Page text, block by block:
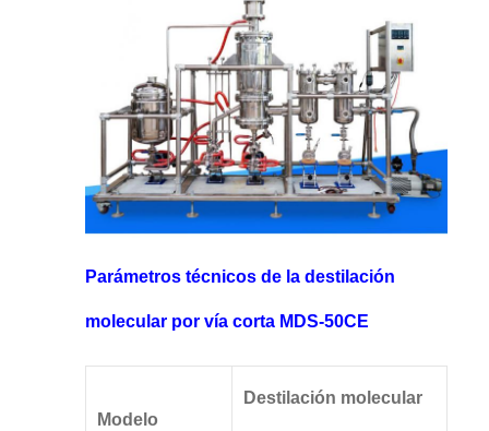
Parámetros técnicos de la destilación
molecular por vía corta MDS-50CE
Modelo
Destilación molecular